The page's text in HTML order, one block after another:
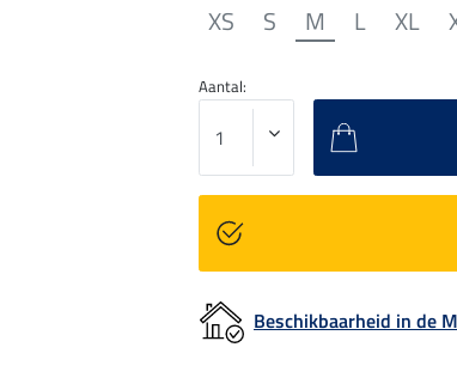
XS S M L XL
Aantal:
Beschikbaarheid in de